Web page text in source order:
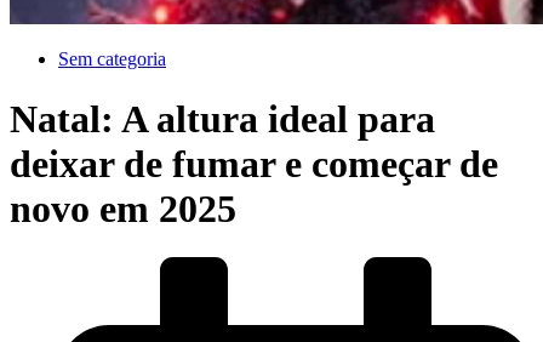
Sem categoria
Natal: A altura ideal para
deixar de fumar e começar de
novo em 2025